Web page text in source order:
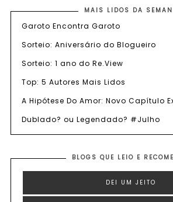
MAIS LIDOS DA
Garoto Encontra Garoto
Sorteio: Aniversário do Blogueiro
Sorteio: 1 ano do Re.View
Top: 5 Autores Mais Lidos
A Hipótese Do Amor: Novo Capítulo
Dublado? ou Legendado? #Julho
BLOGS QUE LEIO E
DEI UM JEITO